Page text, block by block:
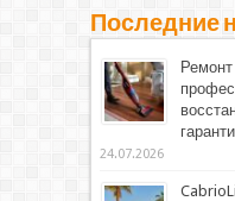
Последние
24.07.2026